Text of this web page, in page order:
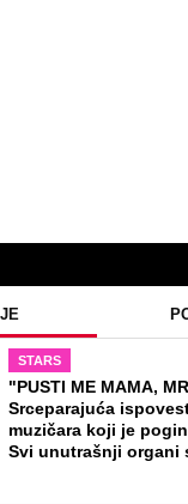
STARS
"PUSTI ME MAMA,
Srceparajuća
muzičara koji je
Svi unutrašnji organi